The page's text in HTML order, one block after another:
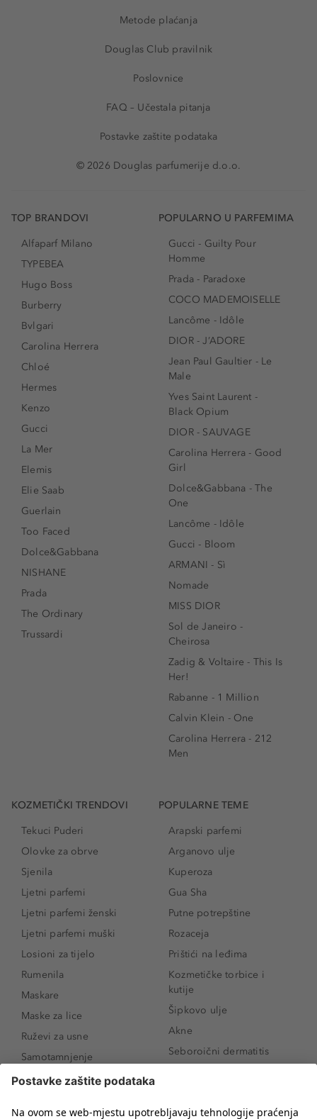
Metode plaćanja
Douglas Club pravilnik
Poslovnice
FAQ – Učestala pitanja
Postavke zaštite podataka
© 2026 Douglas parfumerije d.o.o.
TOP BRANDOVI
Alfaparf Milano
TYPEBEA
Hugo Boss
Burberry
Bvlgari
Carolina Herrera
Chloé
Hermes
Kenzo
Gucci
La Mer
Elemis
Elie Saab
Guerlain
Too Faced
Dolce&Gabbana
NISHANE
Prada
The Ordinary
Trussardi
POPULARNO U PARFEMIMA
Gucci - Guilty Pour
Homme
Prada - Paradoxe
COCO MADEMOISELLE
Lancôme - Idôle
DIOR - J’ADORE
Jean Paul Gaultier - Le
Male
Yves Saint Laurent -
Black Opium
DIOR - SAUVAGE
Carolina Herrera - Good
Girl
Dolce&Gabbana - The
One
Lancôme - Idôle
Gucci - Bloom
ARMANI - Sì
Nomade
MISS DIOR
Sol de Janeiro -
Cheirosa
Zadig & Voltaire - This Is
Her!
Rabanne - 1 Million
Calvin Klein - One
Carolina Herrera - 212
Men
KOZMETIČKI TRENDOVI
Tekuci Puderi
Olovke za obrve
Sjenila
Ljetni parfemi
Ljetni parfemi ženski
Ljetni parfemi muški
Losioni za tijelo
Rumenila
Maskare
Maske za lice
Ruževi za usne
Samotamnjenje
Puderi
POPULARNE TEME
Arapski parfemi
Arganovo ulje
Kuperoza
Gua Sha
Putne potrepštine
Rozaceja
Prištići na leđima
Kozmetičke torbice i
kutije
Šipkovo ulje
Akne
Seboroični dermatitis
Novo